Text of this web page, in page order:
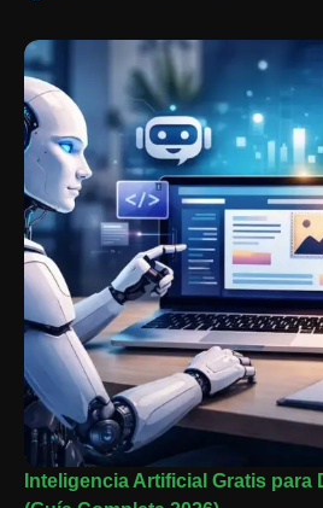
Inteligencia Artificial Gratis para